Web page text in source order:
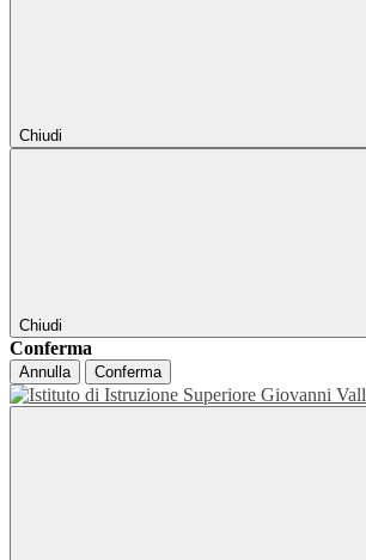
Chiudi
Chiudi
Conferma
Annulla Conferma